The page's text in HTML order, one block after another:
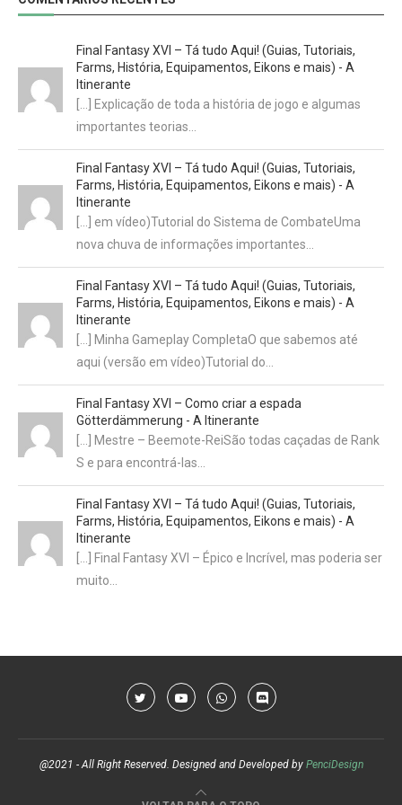
Final Fantasy XVI – Tá tudo Aqui! (Guias, Tutoriais,
Farms, História, Equipamentos, Eikons e mais) - A
Itinerante
[…] Explicação de toda a história de jogo e algumas
importantes teorias…
Final Fantasy XVI – Tá tudo Aqui! (Guias, Tutoriais,
Farms, História, Equipamentos, Eikons e mais) - A
Itinerante
[…] em vídeo)Tutorial do Sistema de CombateUma
nova chuva de informações importantes…
Final Fantasy XVI – Tá tudo Aqui! (Guias, Tutoriais,
Farms, História, Equipamentos, Eikons e mais) - A
Itinerante
[…] Minha Gameplay CompletaO que sabemos até
aqui (versão em vídeo)Tutorial do…
Final Fantasy XVI – Como criar a espada
Götterdämmerung - A Itinerante
[…] Mestre – Beemote-ReiSão todas caçadas de Rank
S e para encontrá-las…
Final Fantasy XVI – Tá tudo Aqui! (Guias, Tutoriais,
Farms, História, Equipamentos, Eikons e mais) - A
Itinerante
[…] Final Fantasy XVI – Épico e Incrível, mas poderia ser
muito…
@2021 - All Right Reserved. Designed and Developed by PenciDesign